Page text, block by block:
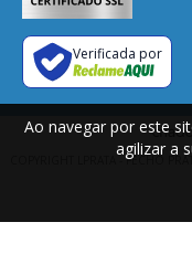
Ao navegar por este
agilizar a
Verificada por
COPYRIGHT LPRATA - FECHO